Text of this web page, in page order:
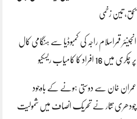
بحق، تین زخمی
انجینئر قمراسلام راجہ کی کمبوڈیا سے ہنگامی کال
پر چکری میں 16 افراد کا کامیاب ریسکیو
عمران خان سے دوستی ہونے کے باوجود
چودھری نثار نے تحریک انصاف میں شمولیت